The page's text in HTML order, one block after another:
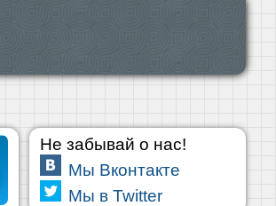
Не забывай о нас!
Мы Вконтакте
Мы в Twitter